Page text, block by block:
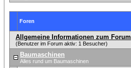
Foren
Allgemeine Informationen zum Forum
(Benutzer im Forum aktiv: 1 Besucher)
Baumaschinen
Alles rund um Baumaschinen